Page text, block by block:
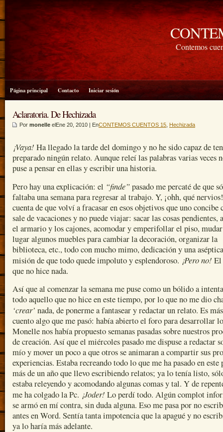
Contemos
Página principal Contacto Iniciar sesión
Aclaratoria. De Hechizada
Por monelle elEne 20, 2010 | EnCONTEMOS CUENTOS 15 Hechizada
¡Vaya! Ha llegado la tarde del domingo y no he sido capaz de
preparado ningún relato. Aunque releí las palabras varias veces
puse a pensar en ellas y escribir una historia.
Pero hay una explicación: el “finde”pasado me percaté de que
faltaba una semana para regresar al trabajo. Y, ¡ohh, qué
cuenta de que volví a fracasar en esos objetivos que uno concibe
sale de vacaciones y no puede viajar: sacar las cosas pendientes,
el armario y los cajones, acomodar y emperifollar el piso,
lugar algunos muebles para cambiar la decoración, organizar la
biblioteca, etc., todo con mucho mimo, dedicación y una aséptica
misión de que todo quede impoluto y esplendoroso. ¡Pero no! El
que no hice nada.
Así que al comenzar la semana me puse como un bólido a
todo aquello que no hice en este tiempo, por lo que no me dio
‘crear’ nada, de ponerme a fantasear y redactar un relato. Es
cuento algo que me pasó: había abierto el foro para desarrollar
Monelle nos había propuesto semanas pasadas sobre nuestros
de creación. Así que el miércoles pasado me dispuse a redactar
mío y mover un poco a que otros se animaran a compartir sus
experiencias. Estaba recreando todo lo que me ha pasado en este
más de un año que llevo escribiendo relatos; ya lo tenía listo,
estaba releyendo y acomodando algunas comas y tal. Y de
me ha colgado la Pc. ¡Joder! Lo perdí todo. Algún complot
se armó en mí contra, sin duda alguna. Eso me pasa por no
antes en Word. Sentía tanta impotencia que la apagué y no
ya lo haría más adelante.